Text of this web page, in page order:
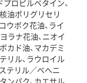
ロピルベタイン、
油ポリグリセリ
ウボク花油、ライ
ラナ花油、ニオイ
カド油、マカデミ
リル、ラウロイル
テリル／ベヘニ